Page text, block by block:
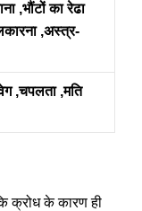
,भौंटों का रेढा
,अस्त्र-
,चपलता ,मति
क्रोध के कारण ही